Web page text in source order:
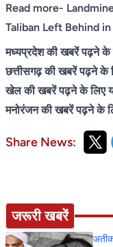
Read more-
Taliban Left Behind
मध्यप्रदेश की खबरें पढ़ने के
छत्तीसगढ़ की खबरें पढ़ने के
खेल की खबरें पढ़ने के लिए
मनोरंजन की खबरें पढ़ने के
Share News:
जरूरी खबरें